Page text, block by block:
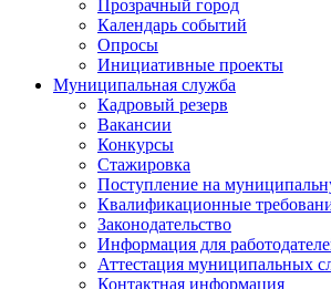
Прозрачный город
Календарь событий
Опросы
Инициативные проекты
Муниципальная служба
Кадровый резерв
Вакансии
Конкурсы
Стажировка
Поступление на
Квалификационные
Законодательство
Информация для
Аттестация муниципальных
Контактная информация